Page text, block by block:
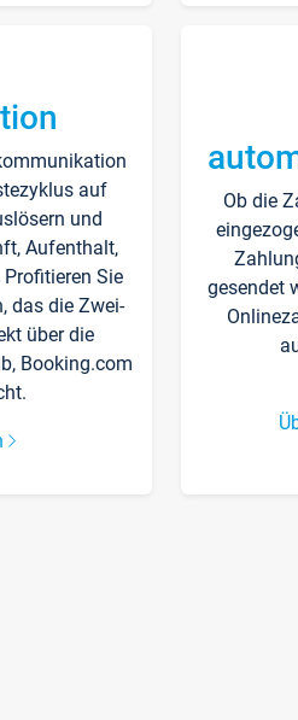
auf
und
Aufenthalt,
Sie
das die Zwei-
über die
Booking.com
Ob die
gesendet